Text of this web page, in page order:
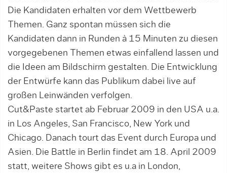
Die Kandidaten erhalten vor dem Wettbewerb
Themen. Ganz spontan müssen sich die
Kandidaten dann in Runden à 15 Minuten zu diesen
vorgegebenen Themen etwas einfallend lassen und
die Ideen am Bildschirm gestalten. Die Entwicklung
der Entwürfe kann das Publikum dabei live auf
großen Leinwänden verfolgen.
Cut&Paste startet ab Februar 2009 in den USA u.a.
in Los Angeles, San Francisco, New York und
Chicago. Danach tourt das Event durch Europa und
Asien. Die Battle in Berlin findet am 18. April 2009
statt, weitere Shows gibt es u.a in London,